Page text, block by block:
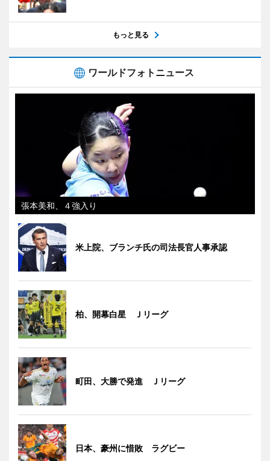
もっと見る
ワールドフォトニュース
張本美和、４強入り
米上院、ブランチ氏の司法長官人事承認
柏、開幕白星 Ｊリーグ
町田、大勝で発進 Ｊリーグ
日本、豪州に惜敗 ラグビー